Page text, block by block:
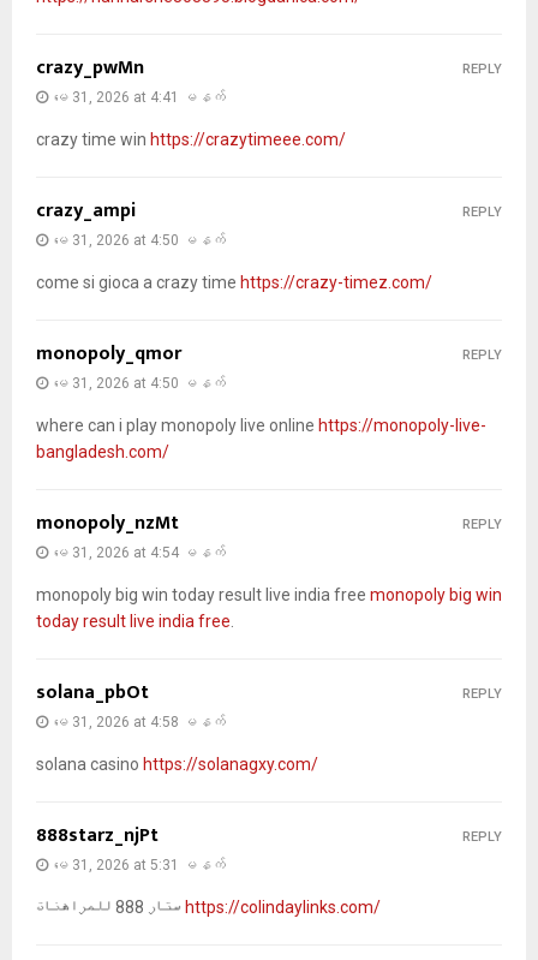
crazy_pwMn
မေ 31, 2026 at 4:41 မနက်
crazy time win https://crazytimeee.com/
REPLY
crazy_ampi
မေ 31, 2026 at 4:50 မနက်
come si gioca a crazy time https://crazy-timez.com/
REPLY
monopoly_qmor
မေ 31, 2026 at 4:50 မနက်
where can i play monopoly live online https://monopoly-live-
bangladesh.com/
REPLY
monopoly_nzMt
မေ 31, 2026 at 4:54 မနက်
monopoly big win today result live india free monopoly big win
today result live india free
REPLY
solana_pbOt
မေ 31, 2026 at 4:58 မနက်
solana casino https://solanagxy.com/
REPLY
888starz_njPt
မေ 31, 2026 at 5:31 မနက်
https://colindaylinks.com/
REPLY